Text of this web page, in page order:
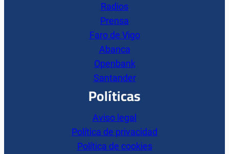
Radios
Prensa
Faro de Vigo
Abanca
Openbank
Santander
Políticas
Aviso legal
Política de privacidad
Política de cookies